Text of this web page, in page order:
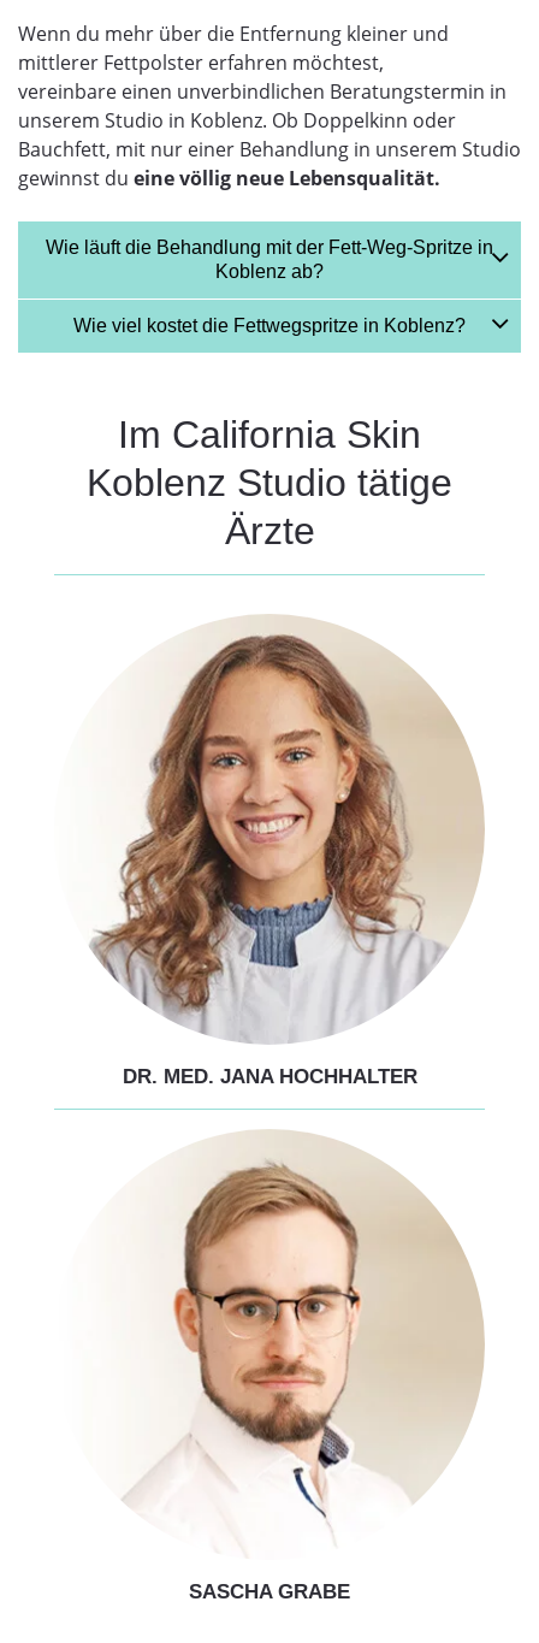
Wenn du mehr über die Entfernung kleiner und
mittlerer Fettpolster erfahren möchtest,
vereinbare einen unverbindlichen Beratungstermin in
unserem Studio in Koblenz. Ob Doppelkinn oder
Bauchfett, mit nur einer Behandlung in unserem Studio
gewinnst du eine völlig neue Lebensqualität.
Wie läuft die Behandlung mit der Fett-Weg-Spritze in
Koblenz ab?
Wie viel kostet die Fettwegspritze in Koblenz?
Im California Skin
Koblenz Studio tätige
Ärzte
DR. MED. JANA HOCHHALTER
SASCHA GRABE